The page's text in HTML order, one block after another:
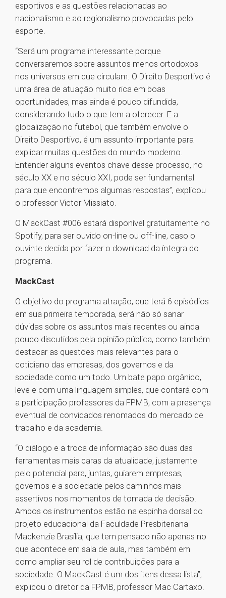
esportivos e as questões relacionadas ao
nacionalismo e ao regionalismo provocadas pelo
esporte.
“Será um programa interessante porque
conversaremos sobre assuntos menos ortodoxos
nos universos em que circulam. O Direito Desportivo é
uma área de atuação muito rica em boas
oportunidades, mas ainda é pouco difundida,
considerando tudo o que tem a oferecer. E a
globalização no futebol, que também envolve o
Direito Desportivo, é um assunto importante para
explicar muitas questões do mundo moderno.
Entender alguns eventos chave desse processo, no
século XX e no século XXI, pode ser fundamental
para que encontremos algumas respostas”, explicou
o professor Victor Missiato.
O MackCast #006 estará disponível gratuitamente no
Spotify, para ser ouvido on-line ou off-line, caso o
ouvinte decida por fazer o download da íntegra do
programa.
MackCast
O objetivo do programa atração, que terá 6 episódios
em sua primeira temporada, será não só sanar
dúvidas sobre os assuntos mais recentes ou ainda
pouco discutidos pela opinião pública, como também
destacar as questões mais relevantes para o
cotidiano das empresas, dos governos e da
sociedade como um todo. Um bate papo orgânico,
leve e com uma linguagem simples, que contará com
a participação professores da FPMB, com a presença
eventual de convidados renomados do mercado de
trabalho e da academia.
“O diálogo e a troca de informação são duas das
ferramentas mais caras da atualidade, justamente
pelo potencial para, juntas, guiarem empresas,
governos e a sociedade pelos caminhos mais
assertivos nos momentos de tomada de decisão.
Ambos os instrumentos estão na espinha dorsal do
projeto educacional da Faculdade Presbiteriana
Mackenzie Brasília, que tem pensado não apenas no
que acontece em sala de aula, mas também em
como ampliar seu rol de contribuições para a
sociedade. O MackCast é um dos itens dessa lista”,
explicou o diretor da FPMB, professor Mac Cartaxo.
1